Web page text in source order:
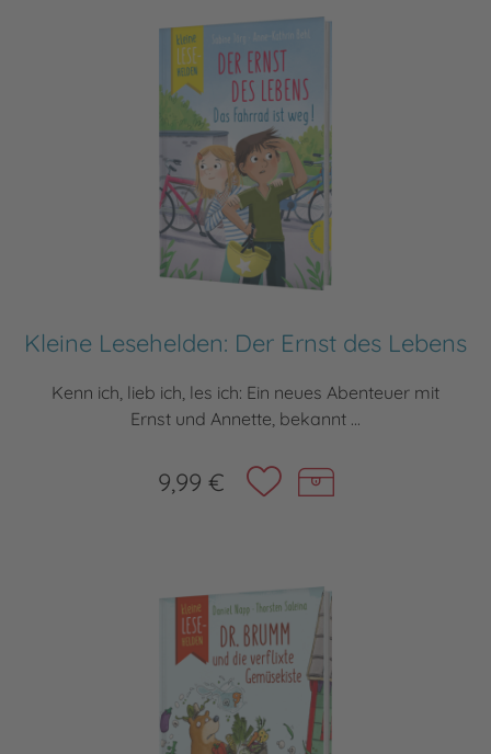
Kleine Lesehelden: Der Ernst des Lebens
Kenn ich, lieb ich, les ich: Ein neues Abenteuer mit
Ernst und Annette, bekannt ...
9,99 €